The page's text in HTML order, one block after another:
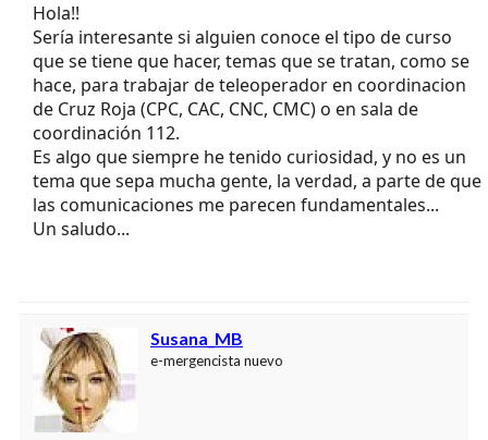
Hola!!
Sería interesante si alguien conoce el tipo de curso
que se tiene que hacer, temas que se tratan, como se
hace, para trabajar de teleoperador en coordinacion
de Cruz Roja (CPC, CAC, CNC, CMC) o en sala de
coordinación 112.
Es algo que siempre he tenido curiosidad, y no es un
tema que sepa mucha gente, la verdad, a parte de que
las comunicaciones me parecen fundamentales...
Un saludo...
Susana_MB
e-mergencista nuevo